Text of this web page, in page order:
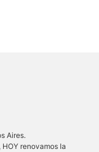
Aires.
renovamos la